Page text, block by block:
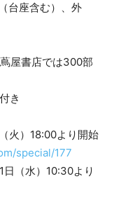
台座含む）、外
屋書店では300部
き
火）18:00より開始
special/177
（水）10:30より